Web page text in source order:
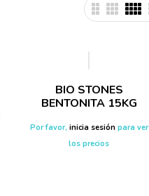
BIO STONES
BENTONITA 15KG
Por favor, inicia sesiónpara ver
los precios